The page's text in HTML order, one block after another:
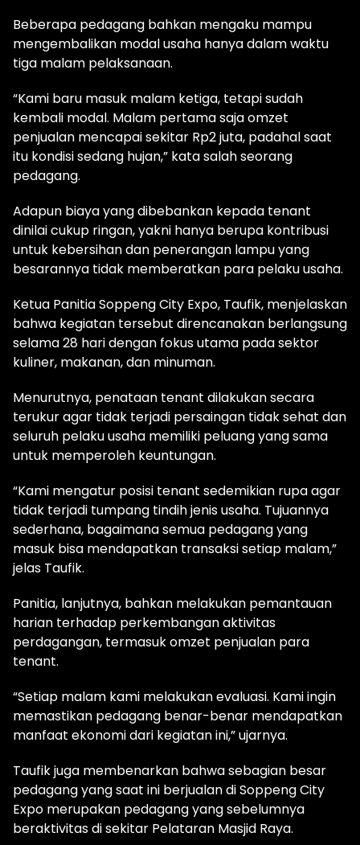
Beberapa pedagang bahkan mengaku mampu
mengembalikan modal usaha hanya dalam waktu
tiga malam pelaksanaan.
“Kami baru masuk malam ketiga, tetapi sudah
kembali modal. Malam pertama saja omzet
penjualan mencapai sekitar Rp2 juta, padahal saat
itu kondisi sedang hujan,” kata salah seorang
pedagang.
Adapun biaya yang dibebankan kepada tenant
dinilai cukup ringan, yakni hanya berupa kontribusi
untuk kebersihan dan penerangan lampu yang
besarannya tidak memberatkan para pelaku usaha.
Ketua Panitia Soppeng City Expo, Taufik, menjelaskan
bahwa kegiatan tersebut direncanakan berlangsung
selama 28 hari dengan fokus utama pada sektor
kuliner, makanan, dan minuman.
Menurutnya, penataan tenant dilakukan secara
terukur agar tidak terjadi persaingan tidak sehat dan
seluruh pelaku usaha memiliki peluang yang sama
untuk memperoleh keuntungan.
“Kami mengatur posisi tenant sedemikian rupa agar
tidak terjadi tumpang tindih jenis usaha. Tujuannya
sederhana, bagaimana semua pedagang yang
masuk bisa mendapatkan transaksi setiap malam,”
jelas Taufik.
Panitia, lanjutnya, bahkan melakukan pemantauan
harian terhadap perkembangan aktivitas
perdagangan, termasuk omzet penjualan para
tenant.
“Setiap malam kami melakukan evaluasi. Kami ingin
memastikan pedagang benar-benar mendapatkan
manfaat ekonomi dari kegiatan ini,” ujarnya.
Taufik juga membenarkan bahwa sebagian besar
pedagang yang saat ini berjualan di Soppeng City
Expo merupakan pedagang yang sebelumnya
beraktivitas di sekitar Pelataran Masjid Raya.